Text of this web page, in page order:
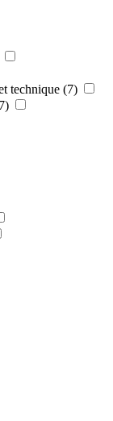
technique (7)